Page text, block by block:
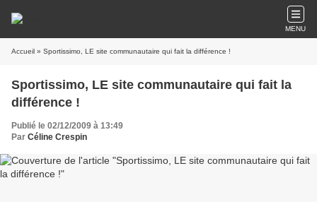
MENU
Accueil » Sportissimo, LE site communautaire qui fait la différence !
Sportissimo, LE site communautaire qui fait la
différence !
Publié le 02/12/2009 à 13:49
Par Céline Crespin